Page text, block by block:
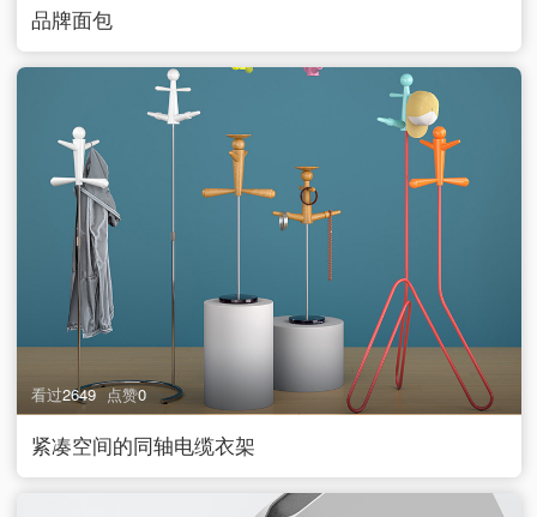
品牌面包
看过2649 点赞0
紧凑空间的同轴电缆衣架